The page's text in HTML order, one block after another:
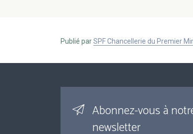
Publié parSPF Chancellerie du Premier
Abonnez-vous à
newsletter